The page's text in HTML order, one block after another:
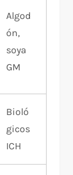
Algod
ón,
soya
GM
Bioló
gicos
ICH